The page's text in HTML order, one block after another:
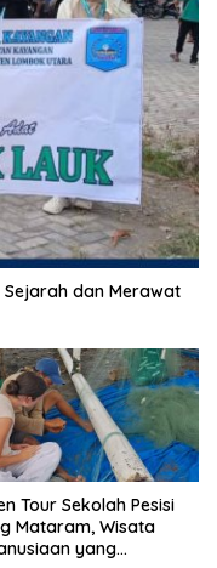
dan Merawat
Tour Sekolah Pesisi
Mataram, Wisata
yang